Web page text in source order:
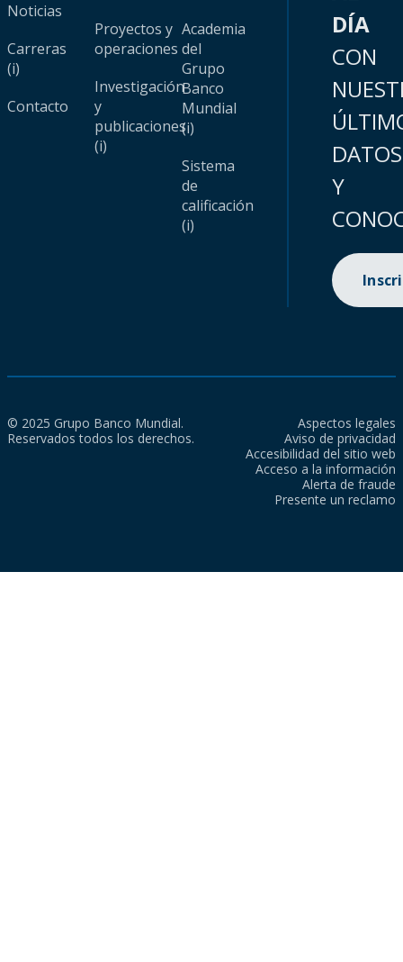
Noticias
Carreras
(i)
Contacto
Proyectos y
operaciones
Investigación
y
publicaciones
(i)
Academia
del
Grupo
Banco
Mundial
(i)
Sistema
de
calificación
(i)
DÍA
CON
DATOS
Y
© 2025 Grupo Banco Mundial.
Reservados todos los derechos.
Aspectos legales
Aviso de privacidad
Accesibilidad del sitio web
Acceso a la información
Alerta de fraude
Presente un reclamo